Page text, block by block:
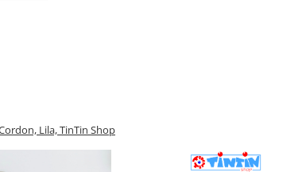
Lila, TinTin Shop